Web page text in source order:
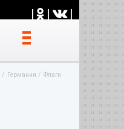
| | |
Германия Флаги